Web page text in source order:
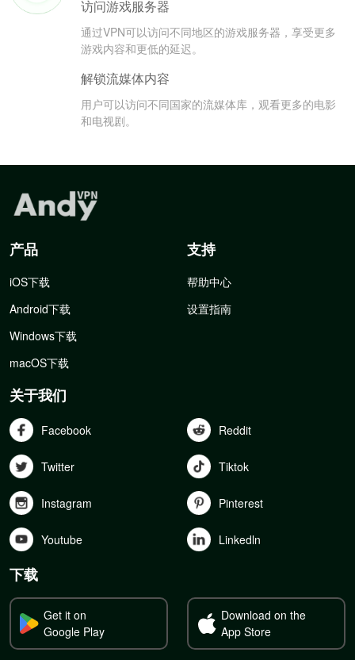
访问游戏服务器
通过VPN可以访问不同地区的游戏服务器，享受更多
游戏内容和更低的延迟。
解锁流媒体内容
用户可以访问不同国家的流媒体库，观看更多的电影
和电视剧。
产品
iOS下载
Android下载
Windows下载
macOS下载
支持
帮助中心
设置指南
关于我们
Facebook Reddit
Twitter Tiktok
Instagram Pinterest
Youtube Linkedln
下载
Get it on
Google Play
Download on the
App Store